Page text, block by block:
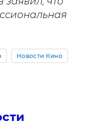
Новости Кино